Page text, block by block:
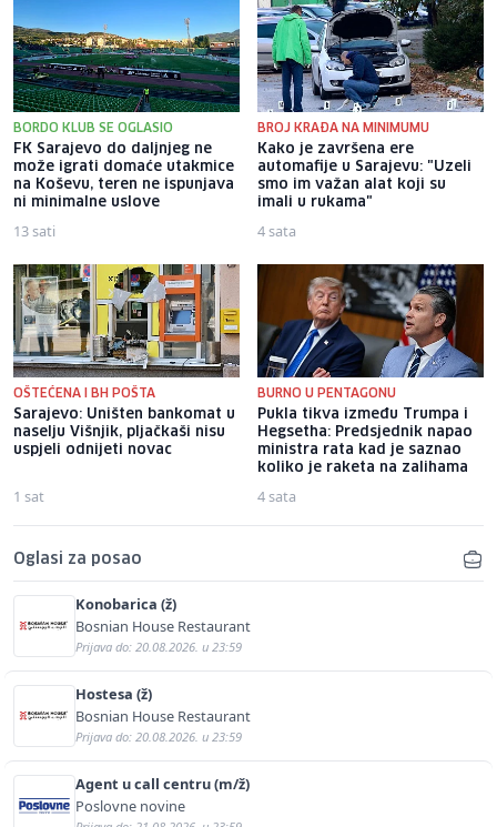
BORDO KLUB SE OGLASIO
FK Sarajevo do daljnjeg ne
može igrati domaće utakmice
na Koševu, teren ne ispunjava
ni minimalne uslove
13 sati
BROJ KRAĐA NA MINIMUMU
Kako je završena ere
automafije u Sarajevu: "Uzeli
smo im važan alat koji su
imali u rukama"
4 sata
OŠTEĆENA I BH POŠTA
Sarajevo: Uništen bankomat u
naselju Višnjik, pljačkaši nisu
uspjeli odnijeti novac
1 sat
BURNO U PENTAGONU
Pukla tikva između Trumpa i
Hegsetha: Predsjednik napao
ministra rata kad je saznao
koliko je raketa na zalihama
4 sata
Oglasi za posao
Konobarica (ž)
Bosnian House Restaurant
Prijava do: 20.08.2026. u 23:59
Hostesa (ž)
Bosnian House Restaurant
Prijava do: 20.08.2026. u 23:59
Agent u call centru (m/ž)
Poslovne novine